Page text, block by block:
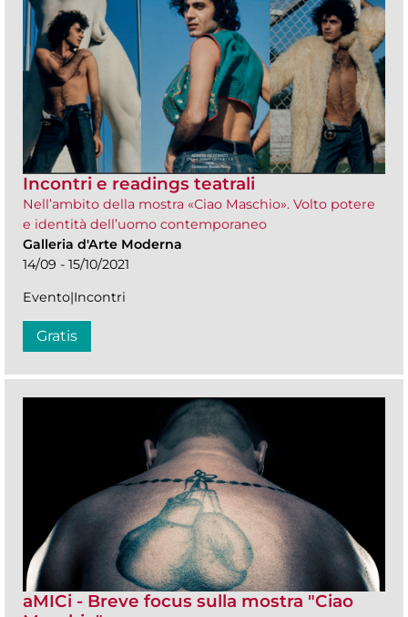
Incontri e readings teatrali
Nell’ambito della mostra «Ciao Maschio». Volto potere
e identità dell’uomo contemporaneo
Galleria d'Arte Moderna
14/09 - 15/10/2021
Evento|Incontri
Gratis
aMICi - Breve focus sulla mostra "Ciao